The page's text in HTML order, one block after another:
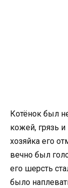
Котёнок был
кожей, грязь
хозяйка его
вечно был
его шерсть
было